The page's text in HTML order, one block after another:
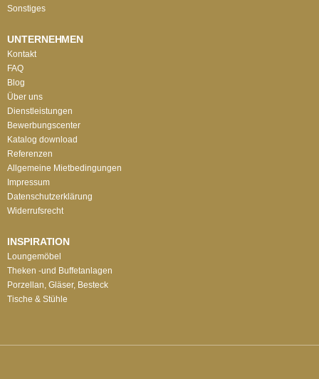
Sonstiges
UNTERNEHMEN
Kontakt
FAQ
Blog
Über uns
Dienstleistungen
Bewerbungscenter
Katalog download
Referenzen
Allgemeine Mietbedingungen
Impressum
Datenschutzerklärung
Widerrufsrecht
INSPIRATION
Loungemöbel
Theken -und Buffetanlagen
Porzellan, Gläser, Besteck
Tische & Stühle